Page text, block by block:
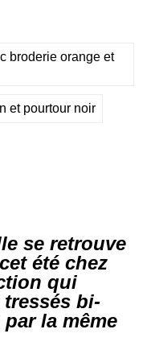
se retrouve
été chez
qui
bi-
la même